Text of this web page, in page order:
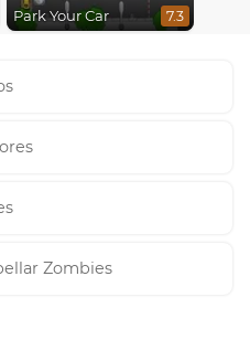
Park Your Car 7.3
Zombies